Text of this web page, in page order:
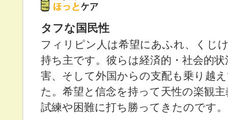
タフな国民性
フィリピン人は希望にあふれ、くじ
持ち主です。彼らは経済的・社会的状
害、そして外国からの支配も乗り越
た。希望と信念を持って天性の楽観
試練や困難に打ち勝ってきたのです。